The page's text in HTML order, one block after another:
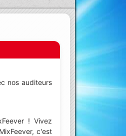
nos auditeurs
! Vivez
c'est